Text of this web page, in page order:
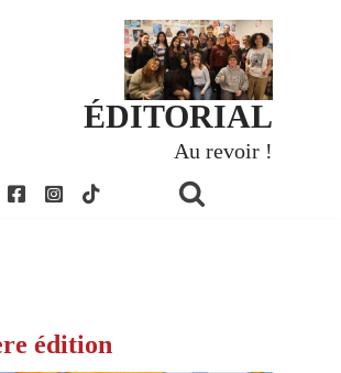
ÉDITORIAL
Au revoir !
édition